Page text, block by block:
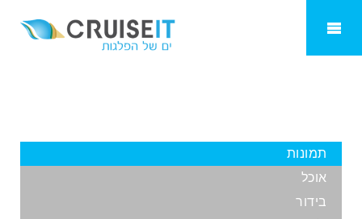
MSC Lirica
תמונות
אוכל
בידור